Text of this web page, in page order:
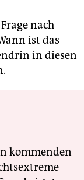
nach
ist das
in diesen
kommenden